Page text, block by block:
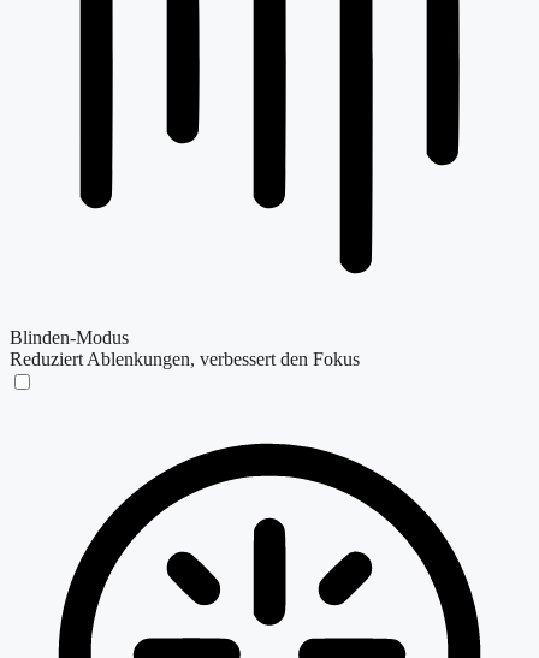
Blinden-Modus
Reduziert Ablenkungen, verbessert den Fokus